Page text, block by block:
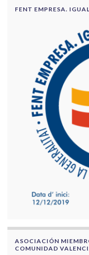
FENT EMPRESA.
ASOCIACIÓN
COMUNIDAD